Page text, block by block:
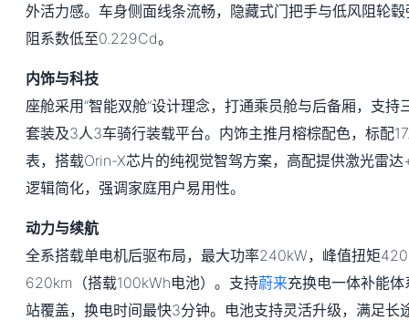
外活力感。车身侧面线条流畅，隐藏式门把手与低风阻轮
阻系数低至0.229Cd。
内饰与科技
座舱采用“智能双舱”设计理念，打通乘员舱与后备厢，支
套装及3人3车骑行装载平台。内饰主推月榕棕配色，标配
表，搭载Orin-X芯片的纯视觉智驾方案，高配提供激光雷
逻辑简化，强调家庭用户易用性。
动力与续航
全系搭载单电机后驱布局，最大功率240kW，峰值扭矩
620km（搭载100kWh电池）。支持蔚来充换电一体补能
站覆盖，换电时间最快3分钟。电池支持灵活升级，满足长